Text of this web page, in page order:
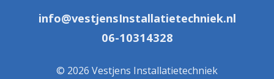
info@vestjensInstallatietechniek.nl
06-10314328
© 2026 Vestjens Installatietechniek